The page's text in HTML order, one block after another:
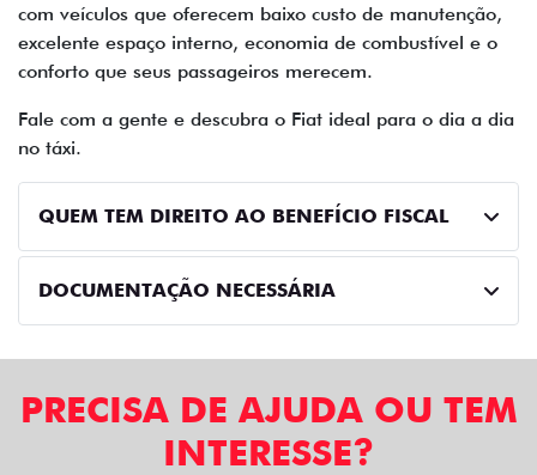
com veículos que oferecem baixo custo de manutenção,
excelente espaço interno, economia de combustível e o
conforto que seus passageiros merecem.
Fale com a gente e descubra o Fiat ideal para o dia a dia
no táxi.
QUEM TEM DIREITO AO BENEFÍCIO FISCAL
DOCUMENTAÇÃO NECESSÁRIA
PRECISA DE AJUDA OU TEM
INTERESSE?